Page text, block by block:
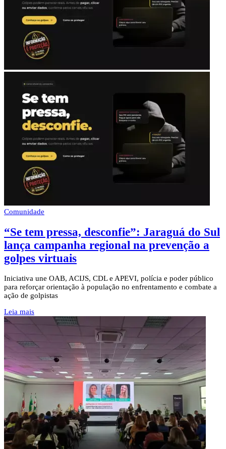
Comunidade
“Se tem pressa, desconfie”: Jaraguá do Sul
lança campanha regional na prevenção a
golpes virtuais
Iniciativa une OAB, ACIJS, CDL e APEVI, polícia e poder público
para reforçar orientação à população no enfrentamento e combate a
ação de golpistas
Leia mais